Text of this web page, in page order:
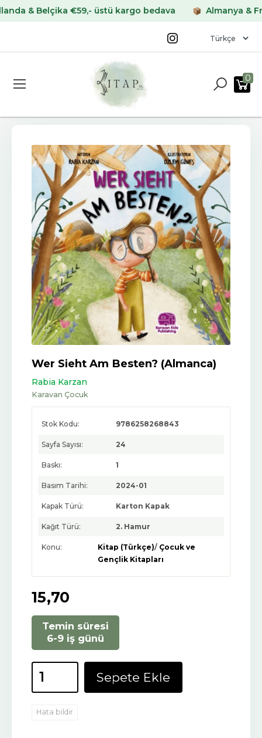
Belçika €59,- üstü kargo bedava Almanya &
0
Wer Sieht Am Besten? (Almanca)
Rabia Karzan
Karavan Çocuk
Stok Kodu: 9786258268843
Sayfa Sayısı: 24
Baskı: 1
Basım Tarihi: 2024-01
Kapak Türü: Karton Kapak
Kağıt Türü: 2. Hamur
Konu: Kitap (Türkçe)/ Çocuk ve
Gençlik Kitapları
15,70
Temin süresi
6-9 iş günü
Sepete Ekle
Hata bildir